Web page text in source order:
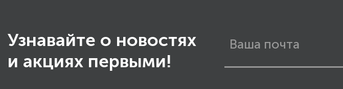
Узнавайте о новостях
и акциях первыми!